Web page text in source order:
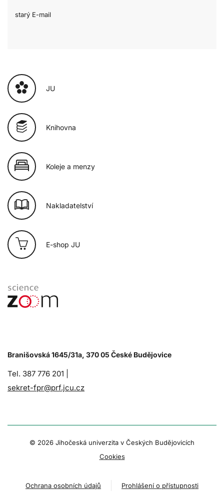
starý E-mail
JU
Knihovna
Koleje a menzy
Nakladatelství
E-shop JU
Branišovská 1645/31a, 370 05 České Budějovice
Tel. 387 776 201 |
sekret-fpr@prf.jcu.cz
© 2026 Jihočeská univerzita v Českých Budějovicích
Cookies
Ochrana osobních údajů Prohlášení o přístupnosti